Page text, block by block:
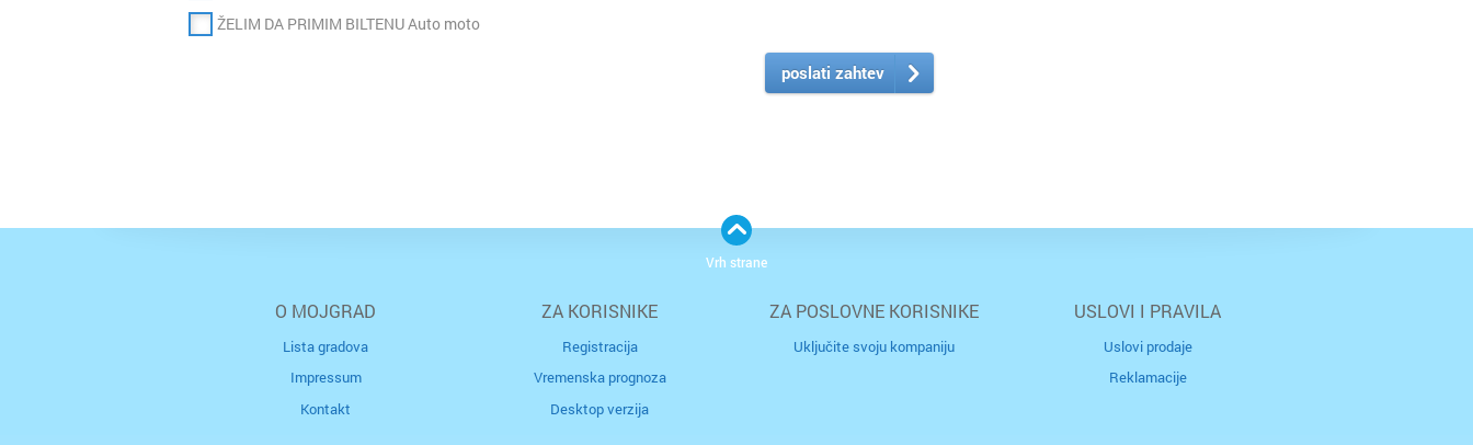
ŽELIM DA PRIMIM BILTENU Auto moto
poslati zahtev
O MOJGRAD
Lista gradova
Impressum
Kontakt
ZA KORISNIKE
Registracija
Vremenska prognoza
Desktop verzija
ZA POSLOVNE KORISNIKE
Uključite svoju kompaniju
USLOVI I PRAVILA
Uslovi prodaje
Reklamacije
Vrh strane